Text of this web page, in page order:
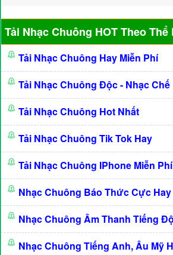
Tải Nhạc Chuông HOT Theo Thể
Tải Nhạc Chuông Hay Miễn Phí
Tải Nhạc Chuông Độc - Nhạc Chế
Tải Nhạc Chuông Hot Nhất
Tải Nhạc Chuông Tik Tok Hay
Tải Nhạc Chuông IPhone Miễn Phí
Nhạc Chuông Báo Thức Cực Hay
Nhạc Chuông Âm Thanh Tiếng
Nhạc Chuông Tiếng Anh, Âu Mỹ